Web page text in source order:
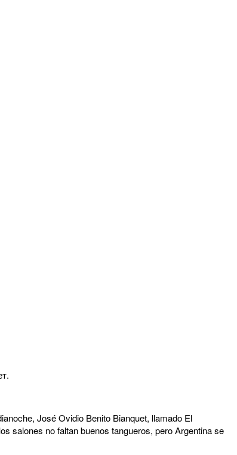
José Ovidio Benito Bianquet, llamado El
salones no faltan buenos tangueros, pero Argentina se